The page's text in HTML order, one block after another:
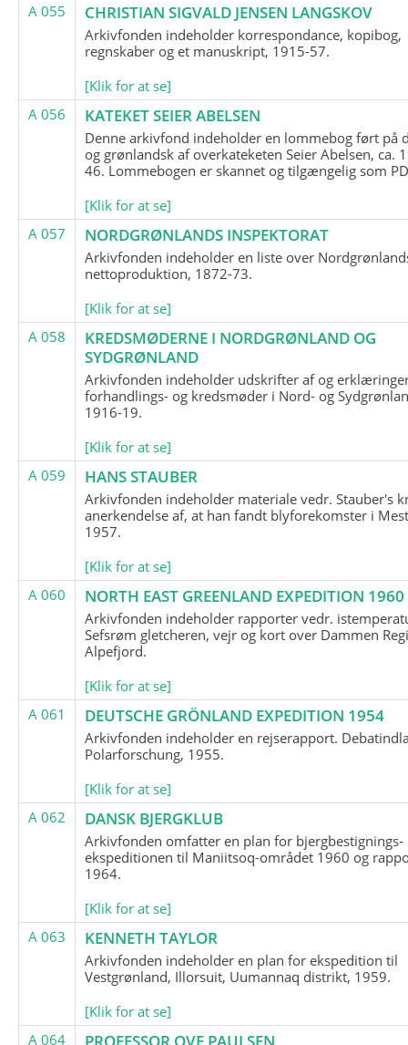
A 055
CHRISTIAN SIGVALD JENSEN LANGSKOV
Arkivfonden indeholder korrespondance, kopibog,
regnskaber og et manuskript, 1915-57.
[Klik for at se]
A 056
KATEKET SEIER ABELSEN
Denne arkivfond indeholder en lommebog ført på
og grønlandsk af overkateketen Seier Abelsen, ca.
46. Lommebogen er skannet og tilgængelig som
[Klik for at se]
A 057
NORDGRØNLANDS INSPEKTORAT
Arkivfonden indeholder en liste over
nettoproduktion, 1872-73.
[Klik for at se]
A 058
KREDSMØDERNE I NORDGRØNLAND OG
SYDGRØNLAND
Arkivfonden indeholder udskrifter af og
forhandlings- og kredsmøder i Nord- og
1916-19.
[Klik for at se]
A 059
HANS STAUBER
Arkivfonden indeholder materiale vedr. Stauber's
anerkendelse af, at han fandt blyforekomster i
1957.
[Klik for at se]
A 060
NORTH EAST GREENLAND EXPEDITION 1960
Arkivfonden indeholder rapporter vedr.
Sefsrøm gletcheren, vejr og kort over Dammen
Alpefjord.
[Klik for at se]
A 061
DEUTSCHE GRÖNLAND EXPEDITION 1954
Arkivfonden indeholder en rejserapport.
Polarforschung, 1955.
[Klik for at se]
A 062
DANSK BJERGKLUB
Arkivfonden omfatter en plan for bjergbestignings-
ekspeditionen til Maniitsoq-området 1960 og
1964.
[Klik for at se]
A 063
KENNETH TAYLOR
Arkivfonden indeholder en plan for ekspedition til
Vestgrønland, Illorsuit, Uumannaq distrikt, 1959.
[Klik for at se]
A 064
PROFESSOR OVE PAULSEN